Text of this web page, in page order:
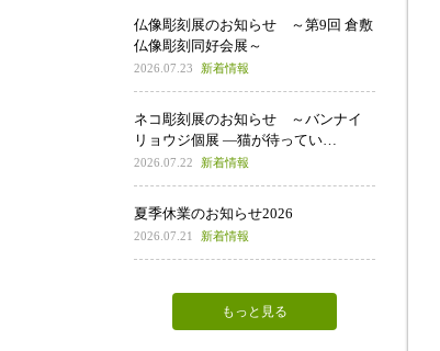
仏像彫刻展のお知らせ ～第9回 倉敷
仏像彫刻同好会展～
2026.07.23 新着情報
ネコ彫刻展のお知らせ ～バンナイ
リョウジ個展 ―猫が待ってい…
2026.07.22 新着情報
夏季休業のお知らせ2026
2026.07.21 新着情報
もっと見る